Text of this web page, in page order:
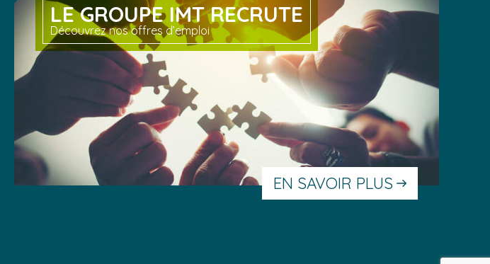
LE GROUPE IMT RECRUTE
Découvrez nos offres d’emploi
EN SAVOIR PLUS